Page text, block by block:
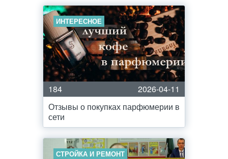
ИНТЕРЕСНОЕ
184
2026-04-11
Отзывы о покупках парфюмерии в
сети
СТРОЙКА И РЕМОНТ